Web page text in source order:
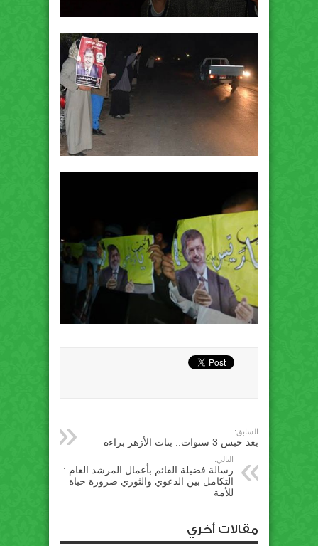
السابق:
بعد حبس 3 سنوات.. بنات الأزهر براءة
التالي:
رسالة فضيلة القائم بأعمال المرشد العام :
التكامل بين الدعوي والثوري ضرورة حياة
للأمة
مقالات أخري